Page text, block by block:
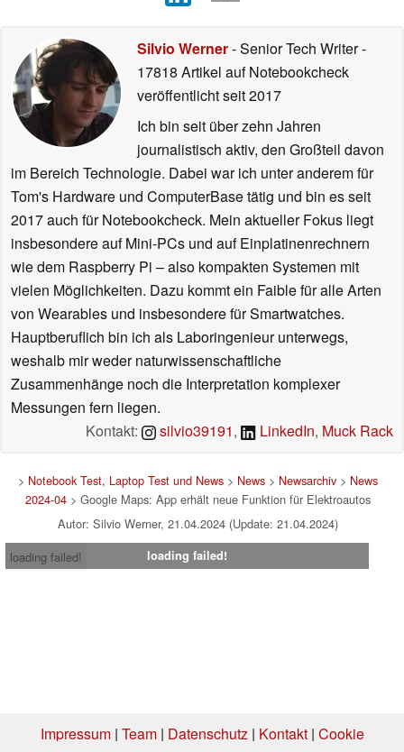
Silvio Werner- Senior Tech Writer-
17818 Artikel auf Notebookcheck
veröffentlichtseit 2017
Ich bin seit über zehn Jahren
journalistisch aktiv, den Großteil davon
im Bereich Technologie. Dabei war ich unter anderem für
Tom's Hardware und ComputerBase tätig und bin es seit
2017 auch für Notebookcheck. Mein aktueller Fokus liegt
insbesondere auf Mini-PCs und auf Einplatinenrechnern
wie dem Raspberry Pi – also kompakten Systemen mit
vielen Möglichkeiten. Dazu kommt ein Faible für alle Arten
von Wearables und insbesondere für Smartwatches.
Hauptberuflich bin ich als Laboringenieur unterwegs,
weshalb mir weder naturwissenschaftliche
Zusammenhänge noch die Interpretation komplexer
Messungen fern liegen.
Kontakt:
silvio39191, LinkedIn, Muck Rack
> Notebook Test, Laptop Test und News> News> Newsarchiv> News
2024-04> Google Maps: App erhält neue Funktion für Elektroautos
Autor: Silvio Werner, 21.04.2024 (Update: 21.04.2024)
loading failed!
loading failed!
Impressum| Team| Datenschutz| Kontakt| Cookie